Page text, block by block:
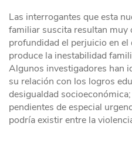
Las interrogantes que esta
familiar suscita resultan muy
profundidad el perjuicio en
produce la inestabilidad
Algunos investigadores han
su relación con los logros
desigualdad
pendientes de especial
podría existir entre la